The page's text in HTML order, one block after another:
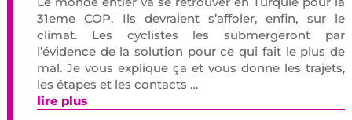
31eme COP. Ils devraient s’affoler, enfin, sur le
climat. Les cyclistes les submergeront par
l’évidence de la solution pour ce qui fait le plus de
mal. Je vous explique ça et vous donne les trajets,
les étapes et les contacts …
lire plus